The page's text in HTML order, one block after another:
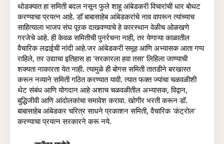
थोडक्यात हा समिती बदल नसून फुले शाहू आंबेडकरी विचारांची धार बोथट
करण्याचा प्रयत्न आहे. डॉ बाबासाहेब आंबेडकरांचे नाव वापरून त्यांच्याच
साहित्याला भाजप संघ पूरक दाखवण्याचे हे कारस्थान वेळीच ओळखणे
गरजेचे आहे. ही केवळ समितीची पुनर्रचना नाही, तर येणाऱ्या काळातील
वैचारिक लढाईची नांदी आहे.जर आंबेडकरी समूह आणि अभ्यासक आता गप्प
राहिले, तर उद्याचा इतिहास हा 'सरकारला हवा तसा' लिहिला जाण्याची
शक्यता नाकारता येत नाही. त्यामुळे ही बोगस समिती तातडीने बरखास्त
करून नव्याने समिती गठित करण्यात यावी. त्यात फक्त ज्यांचा चळवळीशी
थेट संबंध आणि योगदान आहे अशाच चळवळीतील अभ्यासक, विद्वान,
बुद्धिजीवी आणि आंदोलकांचा समावेश करावा. खोगीर भरती करून डॉ.
बाबासाहेब आंबेडकर चरित्र साधने प्रकाशन समिती, वैचारिक 'कंट्रोल'
करण्याचा प्रयत्न सरकारने करू नये.